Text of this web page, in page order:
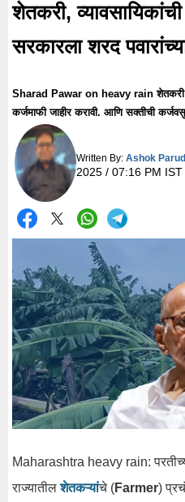
शेतकरी,
सरकारला शरद
Sharad Pawar on heavy rain शेतकरी व
कर्जमाफी जाहीर करावी. आणि सक्तीची
Written By:Ashok
2025 / 07:16 PM IST
Maharashtra heavy rain:
राज्यातील शेतकऱ्यांचे (Farmer)